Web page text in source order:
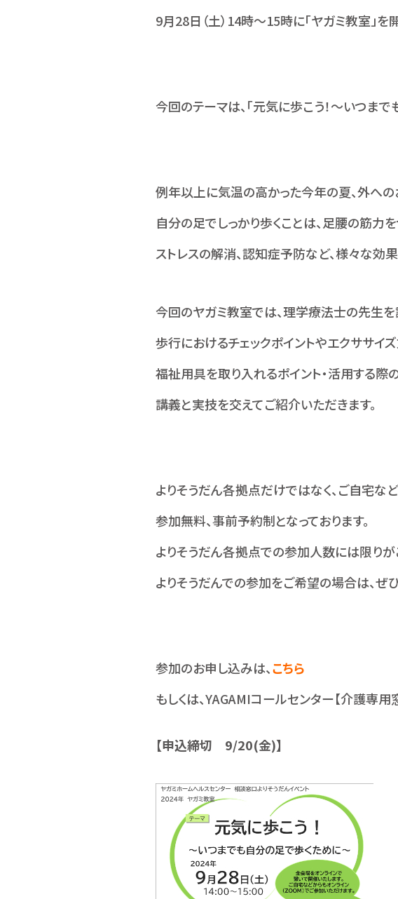
9月28日（土）14時～15時に「ヤガミ教室」を
今回のテーマは、「元気に歩こう！～いつまで
例年以上に気温の高かった今年の夏、外への
自分の足でしっかり歩くことは、足腰の筋
ストレスの解消、認知症予防など、様々な効
今回のヤガミ教室では、理学療法士の先生を
歩行におけるチェックポイントやエクササイズ
福祉用具を取り入れるポイント・活用する際
講義と実技を交えてご紹介いただきます。
よりそうだん各拠点だけではなく、ご自宅な
参加無料、事前予約制となっております。
よりそうだん各拠点での参加人数には限りが
よりそうだんでの参加をご希望の場合は、ぜ
参加のお申し込みは、こちら
もしくは、YAGAMIコールセンター【介護専用
【申込締切 9/20(金)】